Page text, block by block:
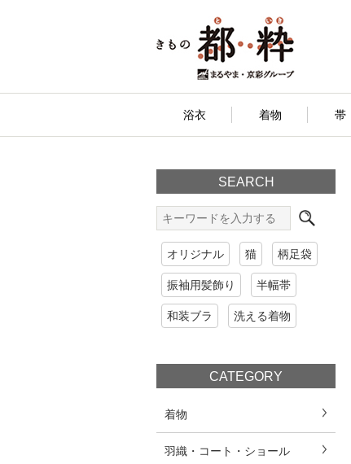
浴衣 着物 帯
SEARCH
オリジナル 猫 柄足袋
振袖用髪飾り 半幅帯
和装ブラ 洗える着物
CATEGORY
着物
羽織・コート・ショール